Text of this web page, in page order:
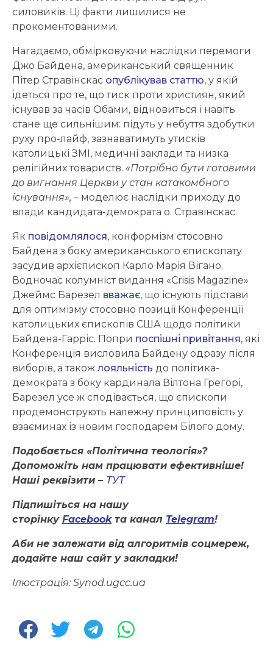
силовиків. Ці факти лишилися не
прокоментованими.
Нагадаємо, обмірковуючи наслідки перемоги
Джо Байдена, американський священник
Пітер Стравінскас опублікував статтю, у якій
ідеться про те, що тиск проти християн, який
існував за часів Обами, відновиться і навіть
стане ще сильнішим: підуть у небуття здобутки
руху про-лайф, зазнаватимуть утисків
католицькі ЗМІ, медичні заклади та низка
релігійних товариств. «Потрібно бути готовими
до вигнання Церкви у стан катакомбного
існування», – моделює наслідки приходу до
влади кандидата-демократа о. Стравінскас.
Як повідомлялося, конформізм стосовно
Байдена з боку американського єпископату
засудив архієпископ Карло Марія Вігано.
Водночас колумніст видання «Crisis Magazine»
Джеймс Барезел вважає, що існують підстави
для оптимізму стосовно позиції Конференції
католицьких єпископів США щодо політики
Байдена-Гарріс. Попри поспішні привітання, які
Конференція висловила Байдену одразу після
виборів, а також лояльність до політика-
демократа з боку кардинала Вілтона Грегорі,
Барезел усе ж сподівається, що єпископи
продемонструють належну принциповість у
взаєминах із новим господарем Білого дому.
Подобається «Політична теологія»?
Допоможіть нам працювати ефективніше!
Наші реквізити – ТУТ
Підпишіться на нашу
сторінку Facebookта канал Telegram!
Аби не залежати від алгоритмів соцмереж,
додайте наш сайт у закладки!
Ілюстрація: Synod.ugcc.ua